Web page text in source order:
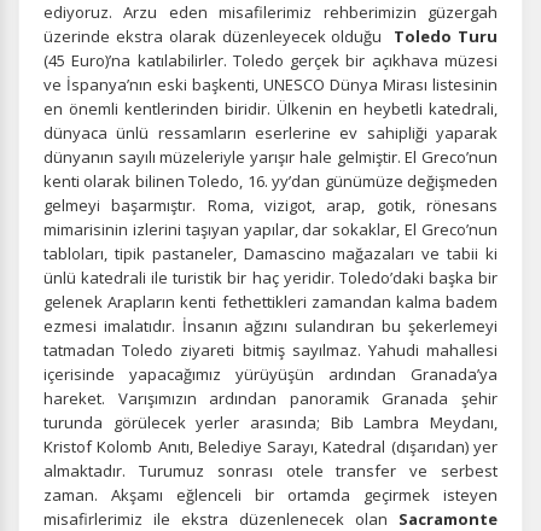
ediyoruz. Arzu eden misafilerimiz rehberimizin güzergah
üzerinde ekstra olarak düzenleyecek olduğu Toledo Turu
(45 Euro)’na katılabilirler. Toledo gerçek bir açıkhava müzesi
ve İspanya’nın eski başkenti, UNESCO Dünya Mirası listesinin
en önemli kentlerinden biridir. Ülkenin en heybetli katedrali,
dünyaca ünlü ressamların eserlerine ev sahipliği yaparak
dünyanın sayılı müzeleriyle yarışır hale gelmiştir. El Greco’nun
kenti olarak bilinen Toledo, 16. yy’dan günümüze değişmeden
gelmeyi başarmıştır. Roma, vizigot, arap, gotik, rönesans
mimarisinin izlerini taşıyan yapılar, dar sokaklar, El Greco’nun
tabloları, tipik pastaneler, Damascino mağazaları ve tabii ki
ünlü katedrali ile turistik bir haç yeridir. Toledo’daki başka bir
gelenek Arapların kenti fethettikleri zamandan kalma badem
ezmesi imalatıdır. İnsanın ağzını sulandıran bu şekerlemeyi
tatmadan Toledo ziyareti bitmiş sayılmaz. Yahudi mahallesi
içerisinde yapacağımız yürüyüşün ardından Granada’ya
hareket. Varışımızın ardından panoramik Granada şehir
turunda görülecek yerler arasında; Bib Lambra Meydanı,
Kristof Kolomb Anıtı, Belediye Sarayı, Katedral (dışarıdan) yer
almaktadır. Turumuz sonrası otele transfer ve serbest
zaman. Akşamı eğlenceli bir ortamda geçirmek isteyen
misafirlerimiz ile ekstra düzenlenecek olan Sacramonte